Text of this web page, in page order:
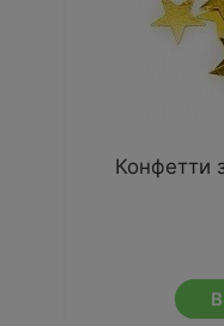
Конфетти